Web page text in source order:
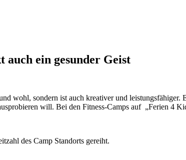
auch ein gesunder Geist
wohl, sondern ist auch kreativer und
will. Bei den Fitness-Camps auf „Ferien 4
des Camp Standorts gereiht.